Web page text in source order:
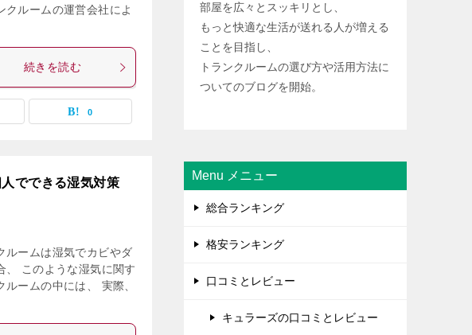
ルームの運営会社によ
続きを読む
0
でできる湿気対策
ルームは湿気でカビやダ
、 このような湿気に関す
ームの中には、 実際、
部屋を広々とスッキリとし、
もっと快適な生活が送れる人が増える
ことを目指し、
トランクルームの選び方や活用方法に
ついてのブログを開始。
Menu メニュー
総合ランキング
格安ランキング
口コミとレビュー
キュラーズの口コミとレビュー